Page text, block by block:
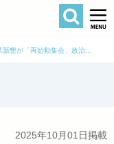
全国革新懇
検索
2025年10月01日掲載